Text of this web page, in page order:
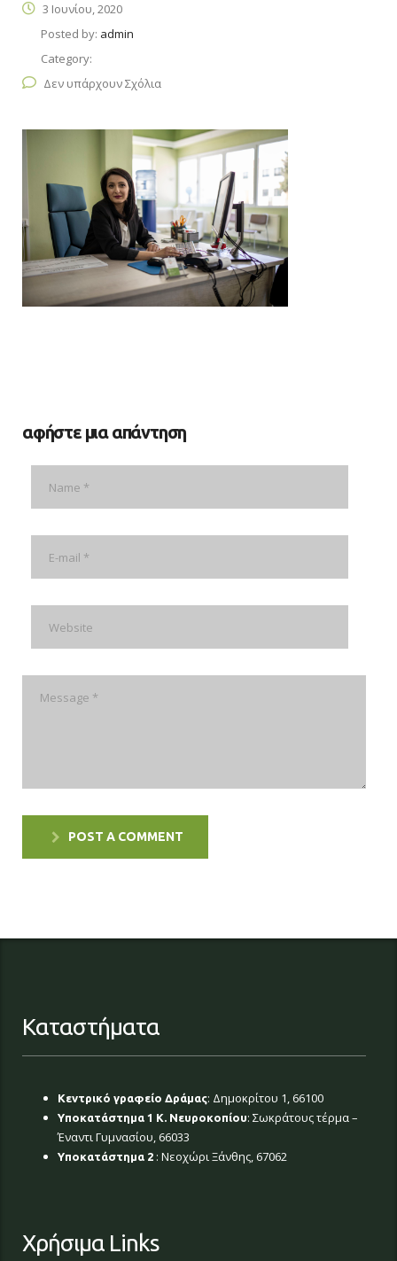
3 Ιουνίου, 2020
Posted by: admin
Category:
Δεν υπάρχουν Σχόλια
αφήστε μια απάντηση
POST A COMMENT
Καταστήματα
Κεντρικό γραφείο Δράμας: Δημοκρίτου 1, 66100
Υποκατάστημα 1 Κ. Νευροκοπίου: Σωκράτους τέρμα –
Έναντι Γυμνασίου, 66033
Υποκατάστημα 2 : Νεοχώρι Ξάνθης, 67062
Χρήσιμα Links